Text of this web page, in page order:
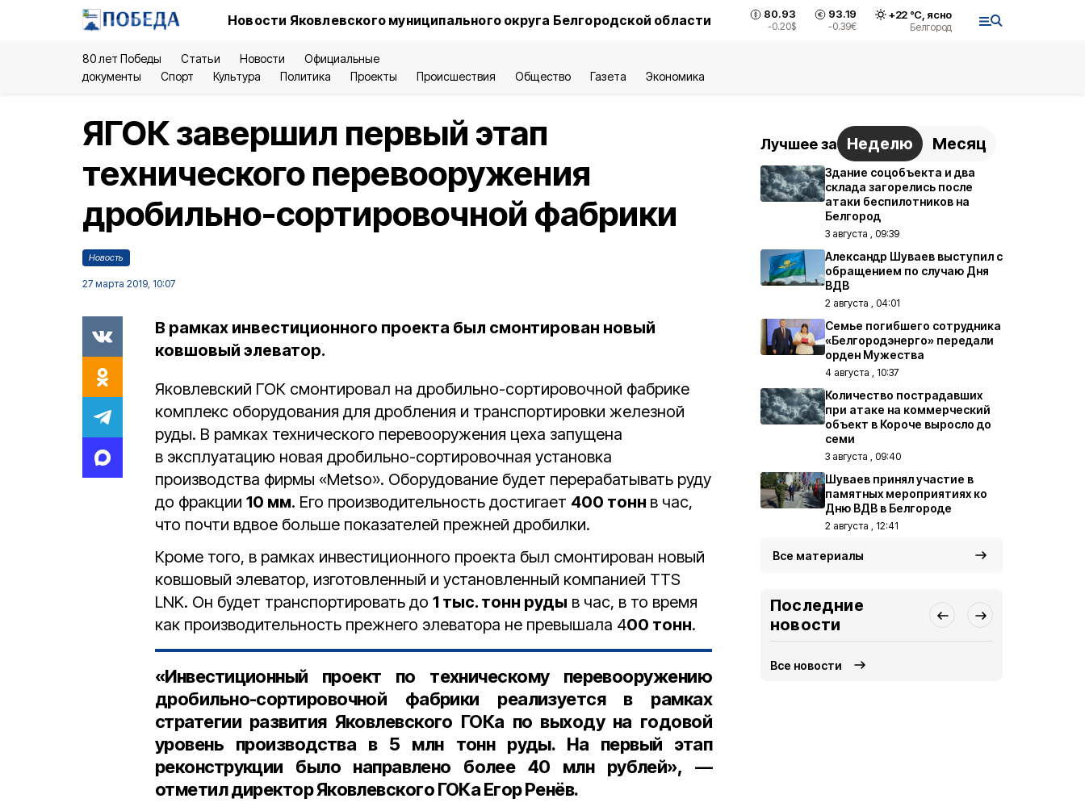
Новости Яковлевского муниципального округа Белгородской области 80.93
-0.20$
93.19
-0.39€
+22°С, ясно
Белгород
80 лет Победы Статьи Новости
Официальные
документы
Спорт Культура Политика Проекты Происшествия Общество Газета Экономика
ЯГОК завершил первый этап
технического перевооружения
дробильно-сортировочной фабрики
Новость
27 марта 2019, 10:07
В рамках инвестиционного проекта был смонтирован новый
ковшовый элеватор.
Яковлевский ГОК смонтировал на дробильно-сортировочной фабрике
комплекс оборудования для дробления и транспортировки железной
руды. В рамках технического перевооружения цеха запущена
в эксплуатацию новая дробильно-сортировочная установка
производства фирмы «Metso». Оборудование будет перерабатывать руду
до фракции 10 мм. Его производительность достигает 400 тонн в час,
что почти вдвое больше показателей прежней дробилки.
Кроме того, в рамках инвестиционного проекта был смонтирован новый
ковшовый элеватор, изготовленный и установленный компанией TTS
LNK. Он будет транспортировать до 1 тыс. тонн руды в час, в то время
как производительность прежнего элеватора не превышала 400 тонн.
«Инвестиционный проект по техническому перевооружению
дробильно-сортировочной фабрики реализуется в рамках
стратегии развития Яковлевского ГОКа по выходу на годовой
уровень производства в 5 млн тонн руды. На первый этап
реконструкции было направлено более 40 млн рублей», —
отметил директор Яковлевского ГОКа Егор Ренёв.
Лучшее за Неделю Месяц
Здание соцобъекта и два
склада загорелись после
атаки беспилотников на
Белгород
3 августа , 09:39
Александр Шуваев выступил с
обращением по случаю Дня
ВДВ
2 августа , 04:01
Семье погибшего сотрудника
«Белгородэнерго» передали
орден Мужества
4 августа , 10:37
Количество пострадавших
при атаке на коммерческий
объект в Короче выросло до
семи
3 августа , 09:40
Шуваев принял участие в
памятных мероприятиях ко
Дню ВДВ в Белгороде
2 августа , 12:41
Все материалы
Последние
новости
Все новости